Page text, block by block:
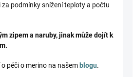
za podmínky snížení teploty a počtu
zipem a naruby, jinak může dojít k
péči o merino na našem blogu.